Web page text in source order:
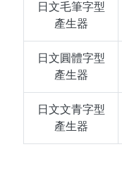
日文毛筆字型
產生器
日文圓體字型
產生器
日文文青字型
產生器